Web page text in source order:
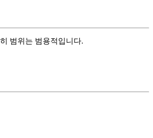
범위는 범용적입니다.